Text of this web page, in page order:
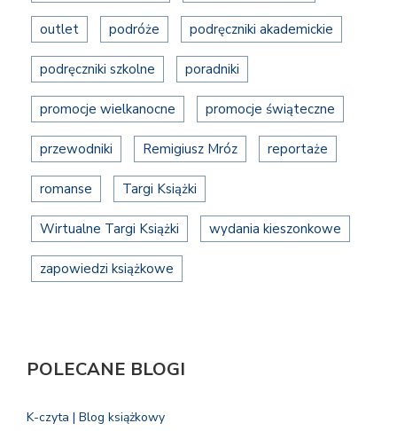
outlet podróże podręczniki akademickie
podręczniki szkolne poradniki
promocje wielkanocne promocje świąteczne
przewodniki Remigiusz Mróz reportaże
romanse Targi Książki
Wirtualne Targi Książki wydania kieszonkowe
zapowiedzi książkowe
POLECANE BLOGI
K-czyta | Blog książkowy